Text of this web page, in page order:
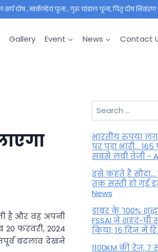
दोष , मार्कण्डेय पूजा , गुरु चांडाल पूजा, पितृ दोष
Gallery Event News Contact
है और वह अपनी
20 फरवरी, 2024
बदलाव देखने
Search
for:
भारतीय रुपया
पर पड़ा भारी...
सबसे लंबी तेजी -
इसे कहते हैं
तक सस्ती हो गई
News
डाबर के '100%
FSSAI ने शहद-
किया; 15 दिन में
1100KM की रेंज,